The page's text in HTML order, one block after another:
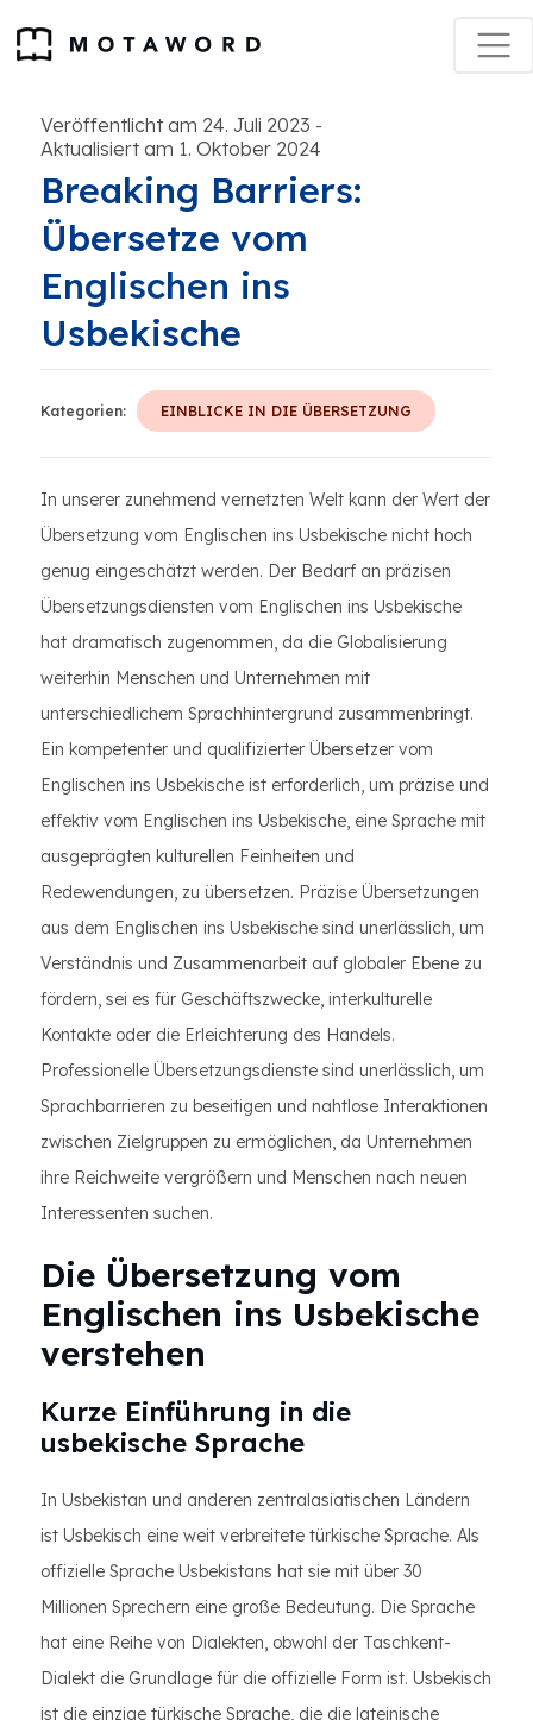
Veröffentlicht am 24. Juli 2023 -
Aktualisiert am 1. Oktober 2024
Breaking Barriers:
Übersetze vom
Englischen ins
Usbekische
Kategorien: EINBLICKE IN DIE ÜBERSETZUNG
In unserer zunehmend vernetzten Welt kann der Wert der
Übersetzung vom Englischen ins Usbekische nicht hoch
genug eingeschätzt werden. Der Bedarf an präzisen
Übersetzungsdiensten vom Englischen ins Usbekische
hat dramatisch zugenommen, da die Globalisierung
weiterhin Menschen und Unternehmen mit
unterschiedlichem Sprachhintergrund zusammenbringt.
Ein kompetenter und qualifizierter Übersetzer vom
Englischen ins Usbekische ist erforderlich, um präzise und
effektiv vom Englischen ins Usbekische, eine Sprache mit
ausgeprägten kulturellen Feinheiten und
Redewendungen, zu übersetzen. Präzise Übersetzungen
aus dem Englischen ins Usbekische sind unerlässlich, um
Verständnis und Zusammenarbeit auf globaler Ebene zu
fördern, sei es für Geschäftszwecke, interkulturelle
Kontakte oder die Erleichterung des Handels.
Professionelle Übersetzungsdienste sind unerlässlich, um
Sprachbarrieren zu beseitigen und nahtlose Interaktionen
zwischen Zielgruppen zu ermöglichen, da Unternehmen
ihre Reichweite vergrößern und Menschen nach neuen
Interessenten suchen.
Die Übersetzung vom
Englischen ins Usbekische
verstehen
Kurze Einführung in die
usbekische Sprache
In Usbekistan und anderen zentralasiatischen Ländern
ist Usbekisch eine weit verbreitete türkische Sprache. Als
offizielle Sprache Usbekistans hat sie mit über 30
Millionen Sprechern eine große Bedeutung. Die Sprache
hat eine Reihe von Dialekten, obwohl der Taschkent-
Dialekt die Grundlage für die offizielle Form ist. Usbekisch
ist die einzige türkische Sprache, die die lateinische